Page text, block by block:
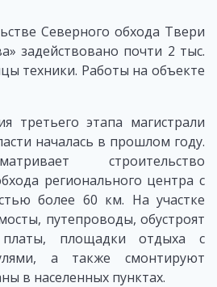
Северного обхода Твери
задействовано почти 2 тыс.
техники. Работы на объекте
третьего этапа магистрали
началась в прошлом году.
строительство
регионального центра с
более 60 км. На участке
путепроводы, обустроят
площадки отдыха с
а также смонтируют
в населенных пунктах.